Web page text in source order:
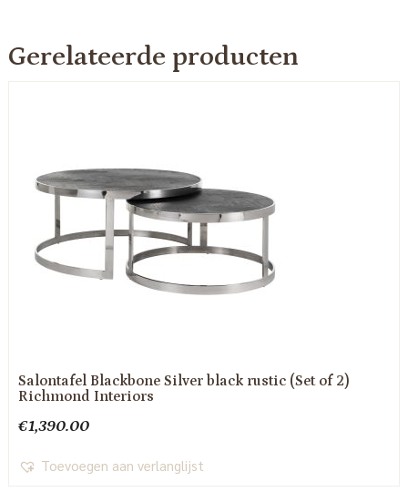
Gerelateerde producten
Salontafel Blackbone Silver black rustic (Set of 2)
Richmond Interiors
€1,390.00
Toevoegen aan verlanglijst